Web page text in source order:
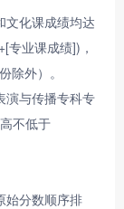
文化课成绩均达
专业课成绩])，
除外）。
演与传播专科专
不低于
始分数顺序排